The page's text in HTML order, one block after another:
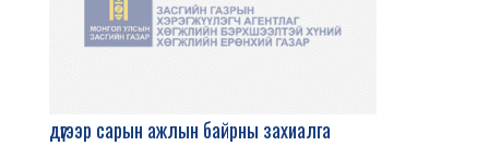
дүгээр сарын ажлын байрны захиалга